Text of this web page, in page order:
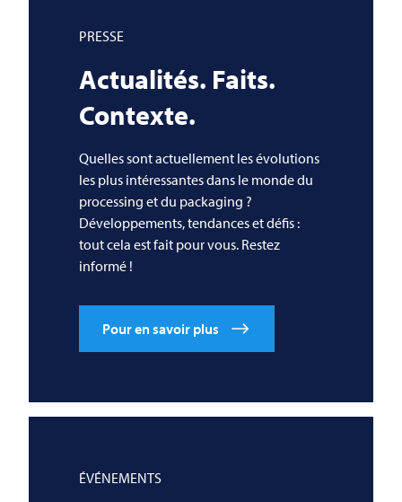
PRESSE
Actualités. Faits.
Contexte.
Quelles sont actuellement les évolutions
les plus intéressantes dans le monde du
processing et du packaging ?
Développements, tendances et défis :
tout cela est fait pour vous. Restez
informé !
Pour en savoir plus
ÉVÉNEMENTS